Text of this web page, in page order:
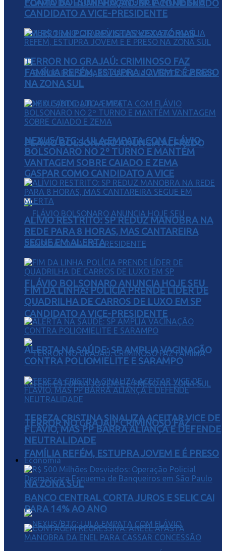
CONTA DA HUMILHAÇÃO: SP É CONDENADO
EM R$ 1 MI POR REVISTAS VEXATÓRIAS
FLÁVIO BOLSONARO ANUNCIA ALFREDO
GASPAR COMO CANDIDATO A VICE
FLÁVIO BOLSONARO ANUNCIA HOJE SEU
CANDIDATO A VICE-PRESIDENTE
TERROR NO GRAJAÚ: CRIMINOSO FAZ
FAMÍLIA REFÉM, ESTUPRA JOVEM E É PRESO
NA ZONA SUL
CANDIDATO A VICE-PRESIDENTE
TERROR NO GRAJAÚ: CRIMINOSO FAZ
FAMÍLIA REFÉM, ESTUPRA JOVEM E É PRESO
NA ZONA SUL
NEXUS/BTG: LULA EMPATA COM FLÁVIO
BOLSONARO NO 2º TURNO E MANTÉM
VANTAGEM SOBRE CAIADO E ZEMA
ALÍVIO RESTRITO: SP REDUZ MANOBRA NA
REDE PARA 8 HORAS, MAS CANTAREIRA
SEGUE EM ALERTA
FIM DA LINHA: POLÍCIA PRENDE LÍDER DE
QUADRILHA DE CARROS DE LUXO EM SP
ALERTA NA SAÚDE: SP AMPLIA VACINAÇÃO
CONTRA POLIOMIELITE E SARAMPO
TEREZA CRISTINA SINALIZA ACEITAR VICE DE
FLÁVIO, MAS PP BARRA ALIANÇA E DEFENDE
NEUTRALIDADE
Economia
BANCO CENTRAL CORTA JUROS E SELIC CAI
PARA 14% AO ANO